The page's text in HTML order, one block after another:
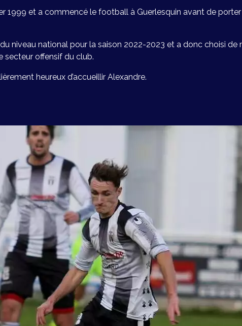
1999 et a commencé le football à Guerlesquin avant de
niveau national pour la saison 2022-2023 et a donc choisi
secteur offensif du club.
heureux d’accueillir Alexandre.